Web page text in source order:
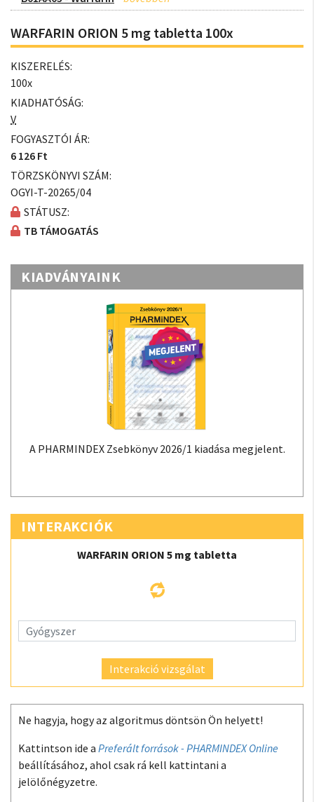
WARFARIN ORION 5 mg tabletta 100x
KISZERELÉS:
100x
KIADHATÓSÁG:
V
FOGYASZTÓI ÁR:
6 126 Ft
TÖRZSKÖNYVI SZÁM:
OGYI-T-20265/04
STÁTUSZ:
TB TÁMOGATÁS
KIADVÁNYAINK
A PHARMINDEX Zsebkönyv 2026/1 kiadása megjelent.
INTERAKCIÓK
WARFARIN ORION 5 mg tabletta
Interakció vizsgálat
Ne hagyja, hogy az algoritmus döntsön Ön helyett!
Kattintson ide a Preferált források - PHARMINDEX Online
beállításához, ahol csak rá kell kattintani a
jelölőnégyzetre.